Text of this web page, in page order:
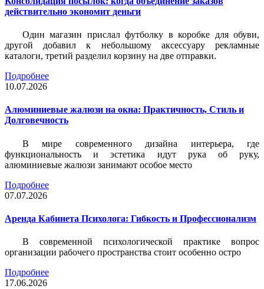
действительно экономит деньги
Один магазин прислал футболку в коробке для обуви,
другой добавил к небольшому аксессуару рекламные
каталоги, третий разделил корзину на две отправки.
Подробнее
10.07.2026
Алюминиевые жалюзи на окна: Практичность, Стиль и
Долговечность
В мире современного дизайна интерьера, где
функциональность и эстетика идут рука об руку,
алюминиевые жалюзи занимают особое место
Подробнее
07.07.2026
Аренда Кабинета Психолога: Гибкость и Профессионализм
В современной психологической практике вопрос
организации рабочего пространства стоит особенно остро
Подробнее
17.06.2026